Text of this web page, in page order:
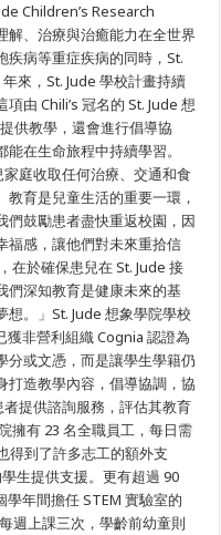
Children’s Research
解、治療與治癒能力在全世界
疾病等重症疾病的同時，St.
來，St. Jude 學校計畫持續
由 Chili’s 冠名的 St. Jude 想
供教學，還會進行倡導協
在生命旅程中持續學習。
庭收取任何治療、交通和食
育是兒童生活的重要一環，
們鼓勵患者盡快重返校園，因
福感，讓他們對未來重拾信
在於確保患兒在 St. Jude 接
們深知教育是健康未來的基
。」St. Jude 想象學院學校
獲非營利組織 Cognia 認證為
分或文憑，而是讓學生學籍仍
打造教學內容，倡導協調，協
提供諮詢服務，評估其教育
擁有 23 名全職員工，每日需
得到了許多志工的額外支
生提供支援。更有超過 90
學年間擔任 STEM 實驗室的
週上課三次，學齡前幼童則